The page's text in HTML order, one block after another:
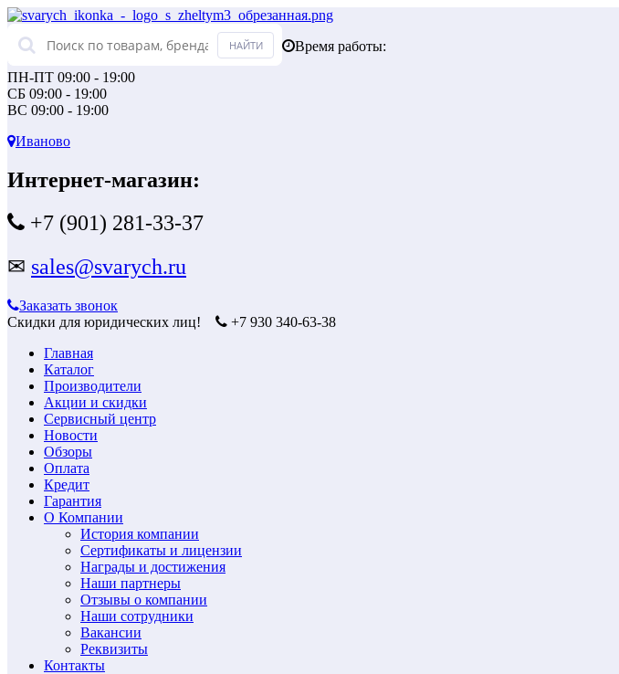
Время работы:
ПН-ПТ 09:00 - 19:00
СБ 09:00 - 19:00
ВС 09:00 - 19:00
Иваново
Интернет-магазин:
+7 (901) 281-33-37
✉ sales@svarych.ru
Заказать звонок
Скидки для юридических лиц!
+7 930 340-63-38
Главная
Каталог
Производители
Акции и скидки
Сервисный центр
Новости
Обзоры
Оплата
Кредит
Гарантия
О Компании
История компании
Сертификаты и лицензии
Награды и достижения
Наши партнеры
Отзывы о компании
Наши сотрудники
Вакансии
Реквизиты
Контакты